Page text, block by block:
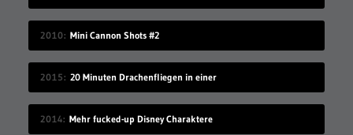
2010 Mini Cannon Shots #2
2015 20 Minuten Drachenfliegen in einer
2014 Mehr fucked-up Disney Charaktere